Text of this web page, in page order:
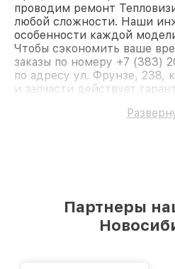
проводим ремонт
любой сложности. Наши
особенности каждой
Чтобы сэкономить ваше
заказы по номеру +7 (383)
по адресу ул. Фрунзе, 238,
и запчасти действует
Партнеры